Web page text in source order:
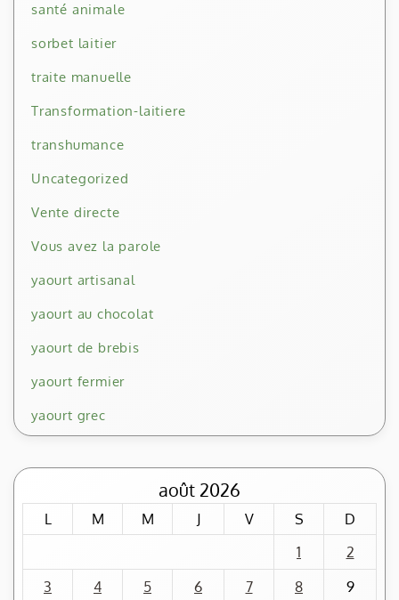
santé animale
sorbet laitier
traite manuelle
Transformation-laitiere
transhumance
Uncategorized
Vente directe
Vous avez la parole
yaourt artisanal
yaourt au chocolat
yaourt de brebis
yaourt fermier
yaourt grec
août 2026
L M M J V S
D
1
2
3
4 5 6 7 8
9